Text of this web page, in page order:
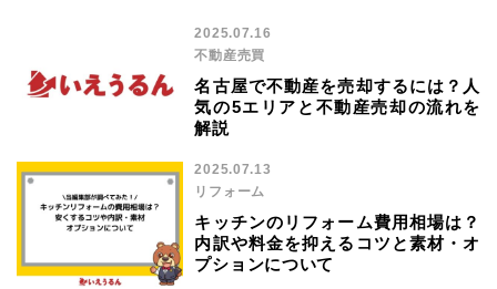
名古屋で不動産を売却するには？人
気の5エリアと不動産売却の流れを
解説
2025.07.16
不動産売買
キッチンのリフォーム費用相場は？
内訳や料金を抑えるコツと素材・オ
プションについて
2025.07.13
リフォーム